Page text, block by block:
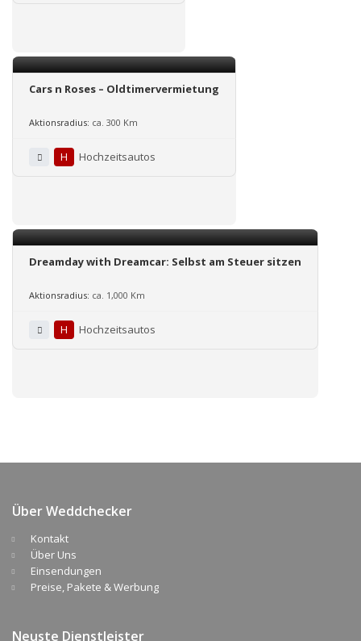
Cars n Roses – Oldtimervermietung
Aktionsradius: ca. 300 Km
H Hochzeitsautos
Dreamday with Dreamcar: Selbst am Steuer sitzen
Aktionsradius: ca. 1,000 Km
H Hochzeitsautos
Über Weddchecker
Kontakt
Über Uns
Einsendungen
Preise, Pakete & Werbung
Neuste Dienstleister